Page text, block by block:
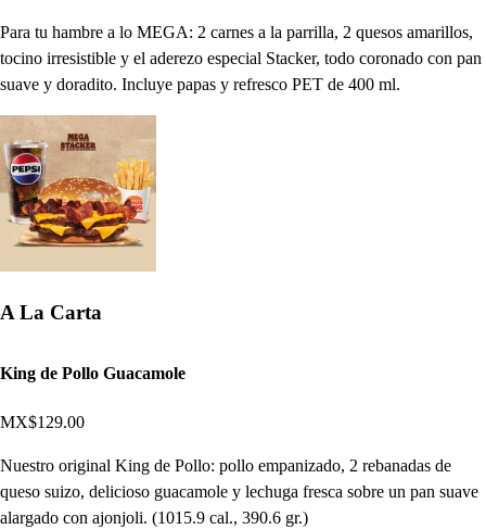
Para tu hambre a lo MEGA: 2 carnes a la parrilla, 2 quesos amarillos,
tocino irresistible y el aderezo especial Stacker, todo coronado con pan
suave y doradito. Incluye papas y refresco PET de 400 ml.
A La Carta
King de Pollo Guacamole
MX$129.00
Nuestro original King de Pollo: pollo empanizado, 2 rebanadas de
queso suizo, delicioso guacamole y lechuga fresca sobre un pan suave
alargado con ajonjoli. (1015.9 cal., 390.6 gr.)